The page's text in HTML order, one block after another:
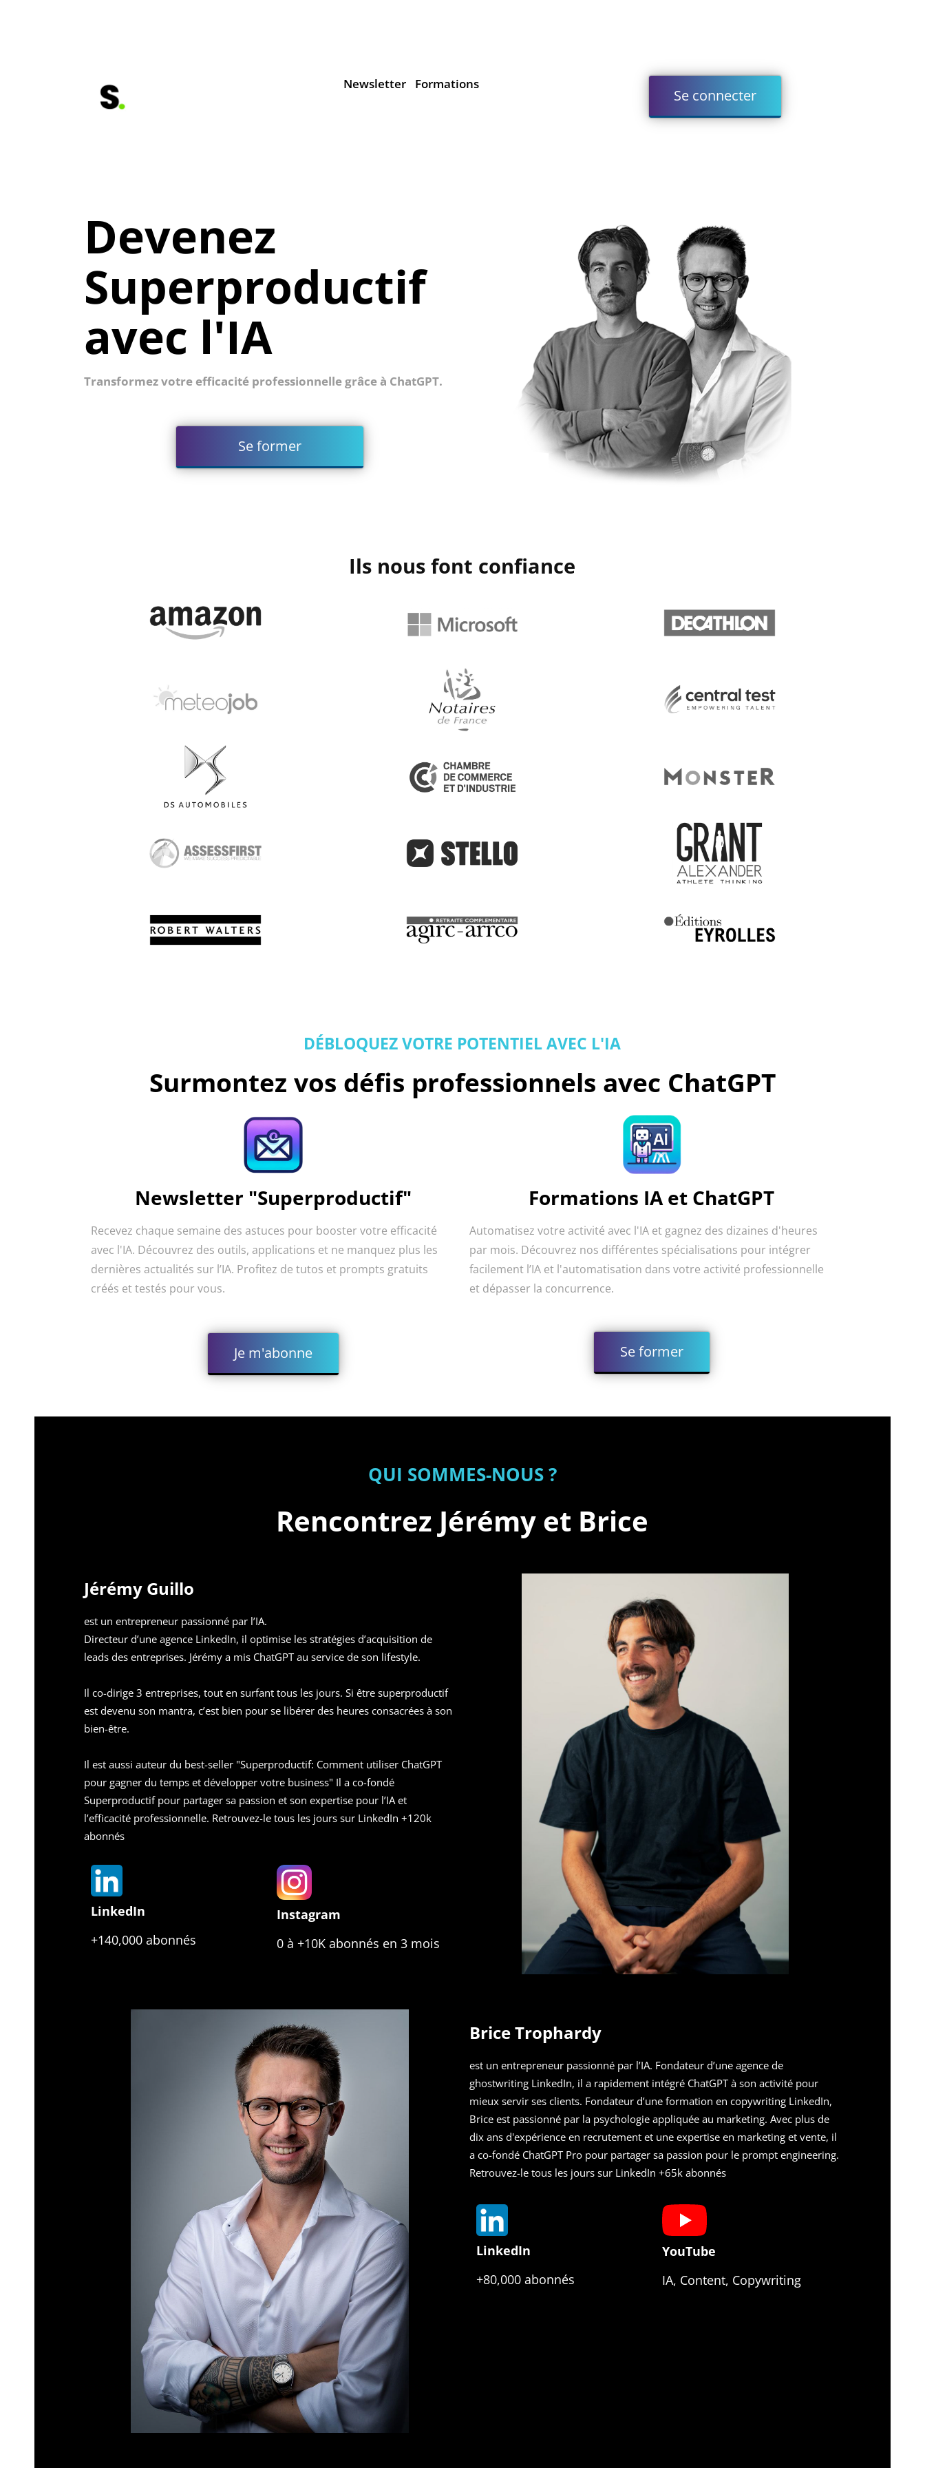
Newsletter Formations
Se connecter
Devenez
Superproductif
avec l'IA
Transformez votre efficacité professionnelle grâce à ChatGPT.
Se former
Ils nous font confiance
DÉBLOQUEZ VOTRE POTENTIEL AVEC L'IA
Surmontez vos défis professionnels avec ChatGPT
Newsletter "Superproductif"
Recevez chaque semaine des astuces pour booster votre efficacité
avec l'IA. Découvrez des outils, applications et ne manquez plus les
dernières actualités sur l’IA. Profitez de tutos et prompts gratuits
créés et testés pour vous.
Je m'abonne
Formations IA et ChatGPT
Automatisez votre activité avec l'IA et gagnez des dizaines d'heures
par mois. Découvrez nos différentes spécialisations pour intégrer
facilement l’IA et l'automatisation dans votre activité professionnelle
et dépasser la concurrence.
Se former
QUI SOMMES-NOUS ?
Rencontrez Jérémy et Brice
Jérémy Guillo
est un entrepreneur passionné par l’IA.
Directeur d’une agence LinkedIn, il optimise les stratégies d’acquisition de
leads des entreprises. Jérémy a mis ChatGPT au service de son lifestyle.
Il co-dirige 3 entreprises, tout en surfant tous les jours. Si être superproductif
est devenu son mantra, c’est bien pour se libérer des heures consacrées à son
bien-être.
Il est aussi auteur du best-seller "Superproductif: Comment utiliser ChatGPT
pour gagner du temps et développer votre business" Il a co-fondé
Superproductif pour partager sa passion et son expertise pour l’IA et
l’efficacité professionnelle. Retrouvez-le tous les jours sur LinkedIn +120k
abonnés
LinkedIn
+140,000 abonnés
Instagram
0 à +10K abonnés en 3 mois
Brice Trophardy
est un entrepreneur passionné par l’IA. Fondateur d’une agence de
ghostwriting LinkedIn, il a rapidement intégré ChatGPT à son activité pour
mieux servir ses clients. Fondateur d’une formation en copywriting LinkedIn,
Brice est passionné par la psychologie appliquée au marketing. Avec plus de
dix ans d'expérience en recrutement et une expertise en marketing et vente, il
a co-fondé ChatGPT Pro pour partager sa passion pour le prompt engineering.
Retrouvez-le tous les jours sur LinkedIn +65k abonnés
LinkedIn
+80,000 abonnés
YouTube
IA, Content, Copywriting